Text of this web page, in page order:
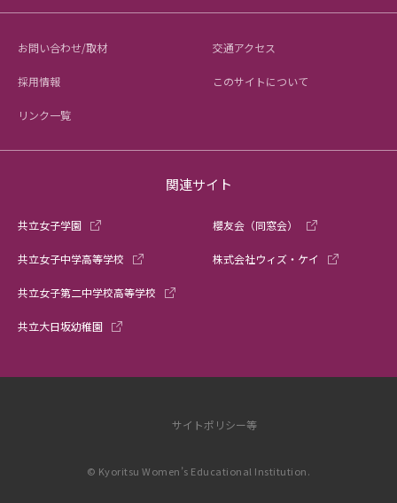
お問い合わせ/取材 交通アクセス
採用情報 このサイトについて
リンク一覧
関連サイト
共立女子学園
共立女子中学高等学校
共立女子第二中学校高等学校
共立大日坂幼稚園
櫻友会（同窓会）
株式会社ウィズ・ケイ
© Kyoritsu Women’s Educational Institution.
サイトポリシー等